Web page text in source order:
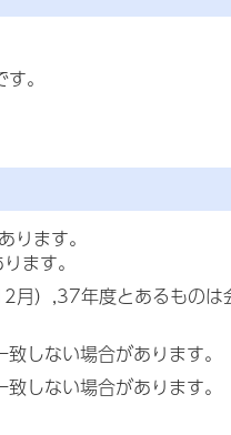
。
ます。
ます。
月）,37年度とあるもの
しない場合があります。
しない場合があります。